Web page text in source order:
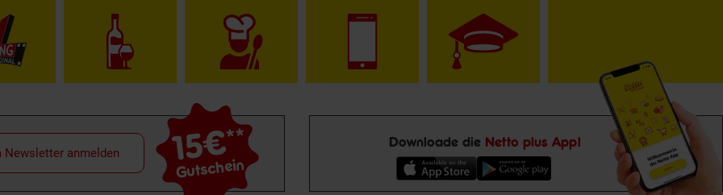
15€**
Gutschein
Newsletter anmelden
Downloade die Netto plus App!